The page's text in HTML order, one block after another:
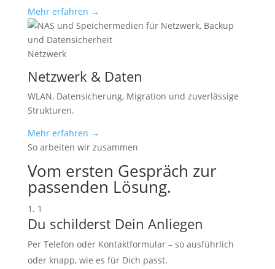
Mehr erfahren →
Netzwerk
Netzwerk & Daten
WLAN, Datensicherung, Migration und zuverlässige
Strukturen.
Mehr erfahren →
So arbeiten wir zusammen
Vom ersten Gespräch zur
passenden Lösung.
1
Du schilderst Dein Anliegen
Per Telefon oder Kontaktformular – so ausführlich
oder knapp, wie es für Dich passt.